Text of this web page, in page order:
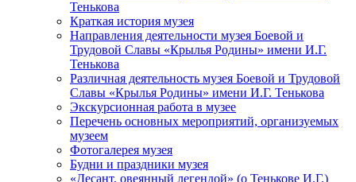
Тенькова
Краткая история музея
Направления деятельности музея Боевой и
Трудовой Славы «Крылья Родины» имени И.Г.
Тенькова
Различная деятельность музея Боевой и Трудовой
Славы «Крылья Родины» имени И.Г. Тенькова
Экскурсионная работа в музее
Перечень основных мероприятий, организуемых
музеем
Фотогалерея музея
Будни и праздники музея
«Десант, овеянный легендой» (о Тенькове И.Г.)